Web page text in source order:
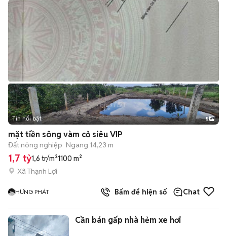
Tin nổi bật 5
mặt tiền sông vàm cỏ siêu VIP
Đất nông nghiệp Ngang 14,23 m
1,7 tỷ1,6 tr/m²1100 m²
Xã Thạnh Lợi
HƯNG PHÁT Bấm để hiện số Chat
Cần bán gấp nhà hẻm xe hơi